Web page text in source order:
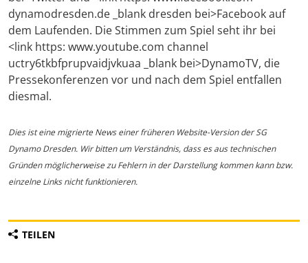
dynamodresden.de _blank dresden bei>Facebook auf
dem Laufenden. Die Stimmen zum Spiel seht ihr bei
<link https: www.youtube.com channel
uctry6tkbfprupvaidjvkuaa _blank bei>DynamoTV, die
Pressekonferenzen vor und nach dem Spiel entfallen
diesmal.
Dies ist eine migrierte News einer früheren Website-Version der SG
Dynamo Dresden. Wir bitten um Verständnis, dass es aus technischen
Gründen möglicherweise zu Fehlern in der Darstellung kommen kann bzw.
einzelne Links nicht funktionieren.
TEILEN